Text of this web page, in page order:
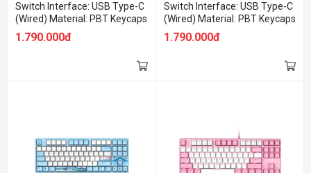
Switch Interface: USB Type-C
(Wired) Material: PBT Keycaps
Detachable Top Cover
1.790.000đ
Switch Interface: USB Type-C
(Wired) Material: PBT Keycaps
Detachable Top Cover
1.790.000đ